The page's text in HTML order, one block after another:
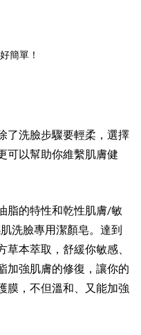
了洗臉步驟要輕柔，選擇
可以幫助你維繫肌膚健
脂的特性和乾性肌膚/敏
洗臉專用潔顏皂。達到
本萃取，舒緩你敏感、
加強肌膚的修復，讓你的
膜，不但溫和、又能加強